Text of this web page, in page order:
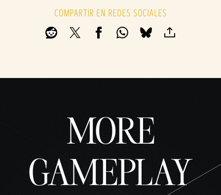
COMPARTIR EN REDES SOCIALES
MORE
GAMEPLAY